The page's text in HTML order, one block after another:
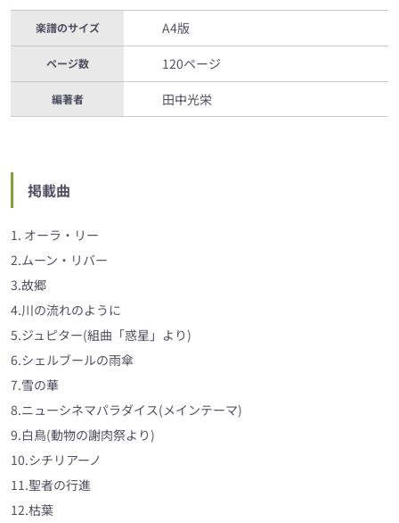
楽譜のサイズ A4版
ページ数 120ページ
編著者 田中光栄
掲載曲
1. オーラ・リー
2.ムーン・リバー
3.故郷
4.川の流れのように
5.ジュピター(組曲「惑星」より)
6.シェルブールの雨傘
7.雪の華
8.ニューシネマパラダイス(メインテーマ)
9.白鳥(動物の謝肉祭より)
10.シチリアーノ
11.聖者の行進
12.枯葉